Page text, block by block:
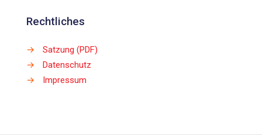
Rechtliches
→
Satzung (PDF)
→
Datenschutz
→
Impressum